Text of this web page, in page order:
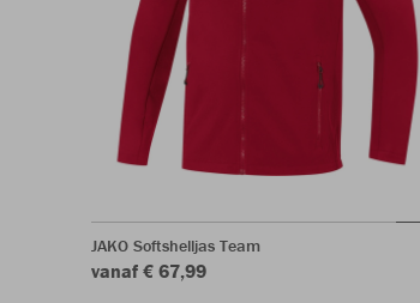
JAKO Softshelljas Team
vanaf € 67,99